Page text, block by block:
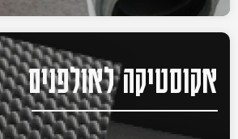
אקוסטיקה לאולפנים